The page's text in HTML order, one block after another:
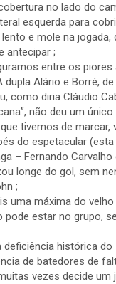
no lado do
esquerda para
e mole na jogada,
antecipar ;
entre os piores
dupla Alário e Borré,
como diria Cláudio
não deu um
tivemos de marcar,
do espetacular
– Fernando Carvalho
longe do gol, sem
;
uma máxima do velho
pode estar no grupo,
histórica do
de batedores de
vezes decide um